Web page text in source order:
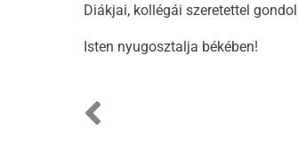
Diákjai, kollégái szeretettel
Isten nyugosztalja békében!